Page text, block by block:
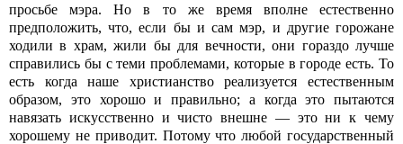
просьбе мэра. Но в то же время вполне естественно
предположить, что, если бы и сам мэр, и другие горожане
ходили в храм, жили бы для вечности, они гораздо лучше
справились бы с теми проблемами, которые в городе есть. То
есть когда наше христианство реализуется естественным
образом, это хорошо и правильно; а когда это пытаются
навязать искусственно и чисто внешне — это ни к чему
хорошему не приводит. Потому что любой государственный